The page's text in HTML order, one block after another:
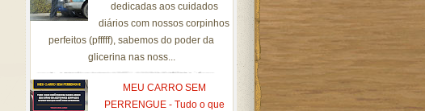
dedicadas aos cuidados
diários com nossos corpinhos
perfeitos (pfffff), sabemos do poder da
glicerina nas noss...
MEU CARRO SEM
PERRENGUE - Tudo o que